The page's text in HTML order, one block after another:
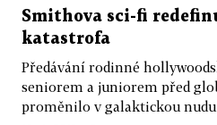
Smithova sci-fi
katastrofa
Předávání rodinné
seniorem a juniorem před
proměnilo v galaktickou